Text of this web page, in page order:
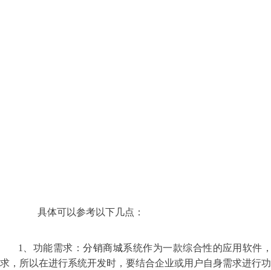
具体可以参考以下几点：
1、功能需求：分销商城系统作为一款综合性的应用软件
求，所以在进行系统开发时，要结合企业或用户自身需求进行